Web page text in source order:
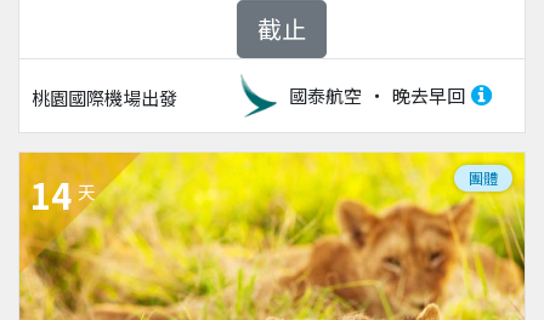
桃園國際機場出發 國泰航空 晚去早回
截止
14 天
團體